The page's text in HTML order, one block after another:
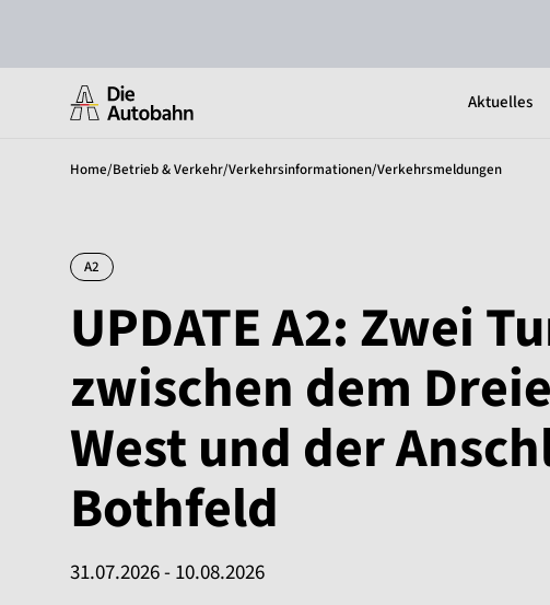
Aktuelles
Home/Betrieb & Verkehr/Verkehrsinformationen/Verkehrsmeldungen
A2
UPDATE A2: Zwei
zwischen dem
West und der
Bothfeld
31.07.2026 - 10.08.2026